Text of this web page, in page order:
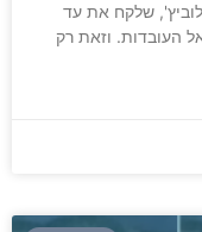
שלקח את עד
העובדות. וזאת רק